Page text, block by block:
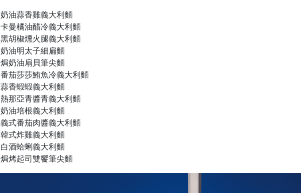
奶油蒜香雞義大利麵
卡曼橘油醋冷義大利麵
黑胡椒燻火腿義大利麵
奶油明太子細扁麵
焗奶油扇貝筆尖麵
番茄莎莎鮪魚冷義大利麵
蒜香蝦蝦義大利麵
熱那亞青醬青義大利麵
奶油培根義大利麵
義式番茄肉醬義大利麵
韓式炸雞義大利麵
白酒蛤蜊義大利麵
焗烤起司雙饗筆尖麵